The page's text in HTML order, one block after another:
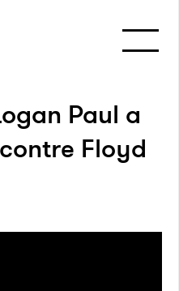
Paul a
Floyd